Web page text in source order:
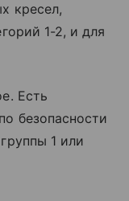
кресел,
1-2, и для
Есть
безопасности
1 или